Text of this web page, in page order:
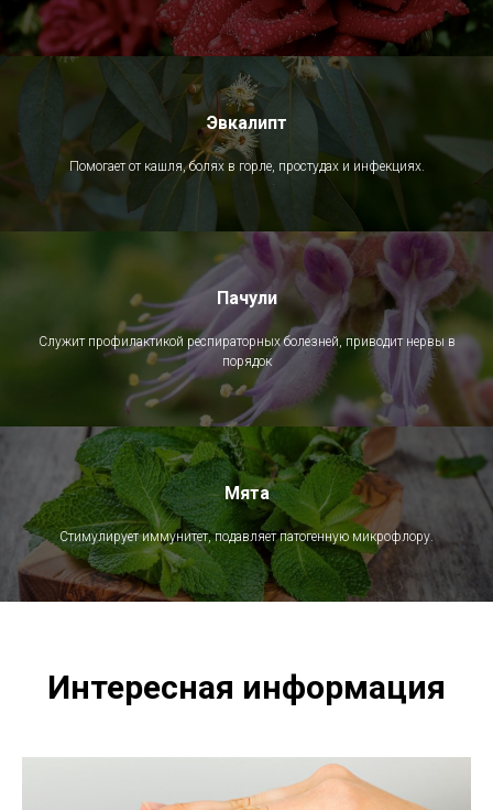
Эвкалипт
Помогает от кашля, болях в горле, простудах и инфекциях.
Пачули
Служит профилактикой респираторных болезней, приводит нервы в
порядок
Мята
Стимулирует иммунитет, подавляет патогенную микрофлору.
Интересная информация